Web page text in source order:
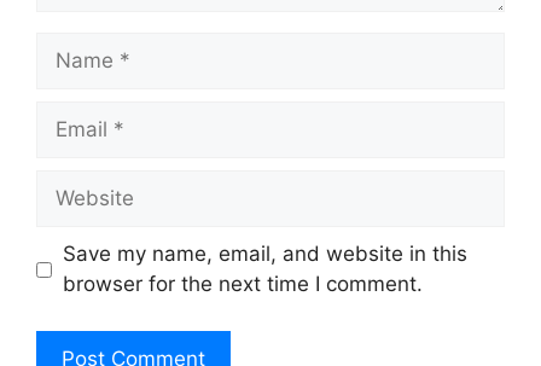
Name
Email
Website
Save my name, email, and website in this
browser for the next time I comment.